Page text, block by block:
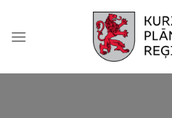
content